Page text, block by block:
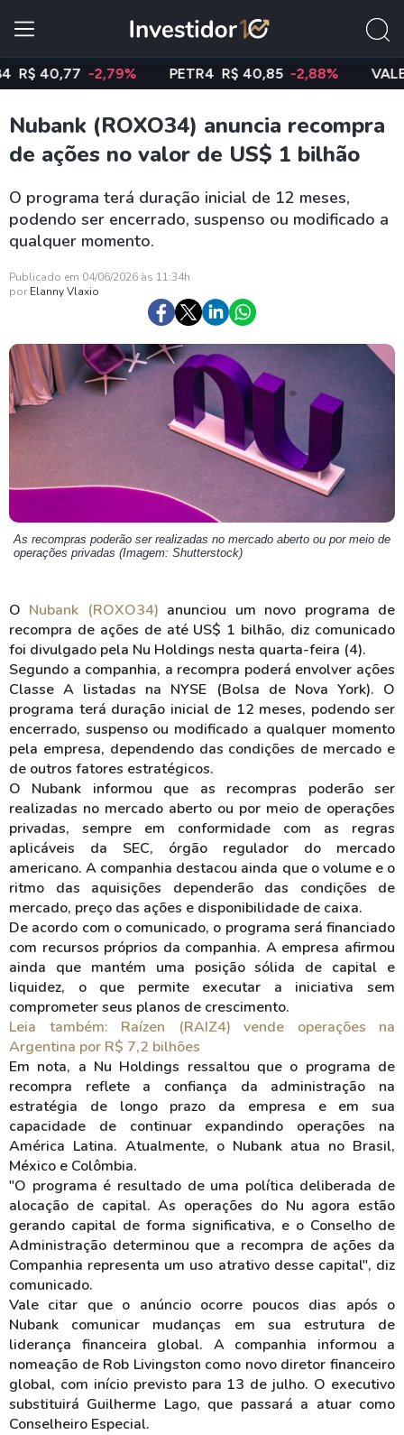
-2,79% PETR4 R$ 40,85 -2,88% VALE3
Nubank (ROXO34) anuncia recompra
de ações no valor de US$ 1 bilhão
O programa terá duração inicial de 12 meses,
podendo ser encerrado, suspenso ou modificado a
qualquer momento.
Publicado em 04/06/2026 às 11:34h
por Elanny Vlaxio
As recompras poderão ser realizadas no mercado aberto ou por meio de
operações privadas (Imagem: Shutterstock)
O Nubank (ROXO34) anunciou um novo programa de
recompra de ações de até US$ 1 bilhão, diz comunicado
foi divulgado pela Nu Holdings nesta quarta-feira (4).
Segundo a companhia, a recompra poderá envolver ações
Classe A listadas na NYSE (Bolsa de Nova York). O
programa terá duração inicial de 12 meses, podendo ser
encerrado, suspenso ou modificado a qualquer momento
pela empresa, dependendo das condições de mercado e
de outros fatores estratégicos.
O Nubank informou que as recompras poderão ser
realizadas no mercado aberto ou por meio de operações
privadas, sempre em conformidade com as regras
aplicáveis da SEC, órgão regulador do mercado
americano. A companhia destacou ainda que o volume e o
ritmo das aquisições dependerão das condições de
mercado, preço das ações e disponibilidade de caixa.
De acordo com o comunicado, o programa será financiado
com recursos próprios da companhia. A empresa afirmou
ainda que mantém uma posição sólida de capital e
liquidez, o que permite executar a iniciativa sem
comprometer seus planos de crescimento.
Leia também: Raízen (RAIZ4) vende operações na
Argentina por R$ 7,2 bilhões
Em nota, a Nu Holdings ressaltou que o programa de
recompra reflete a confiança da administração na
estratégia de longo prazo da empresa e em sua
capacidade de continuar expandindo operações na
América Latina. Atualmente, o Nubank atua no Brasil,
México e Colômbia.
"O programa é resultado de uma política deliberada de
alocação de capital. As operações do Nu agora estão
gerando capital de forma significativa, e o Conselho de
Administração determinou que a recompra de ações da
Companhia representa um uso atrativo desse capital", diz
comunicado.
Vale citar que o anúncio ocorre poucos dias após o
Nubank comunicar mudanças em sua estrutura de
liderança financeira global. A companhia informou a
nomeação de Rob Livingston como novo diretor financeiro
global, com início previsto para 13 de julho. O executivo
substituirá Guilherme Lago, que passará a atuar como
Conselheiro Especial.